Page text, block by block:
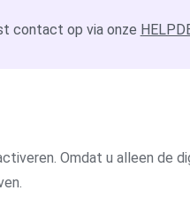
contact op via onze
Omdat u alleen de